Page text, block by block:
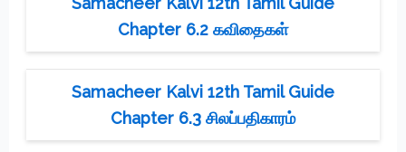
Chapter 6.2 கவிதைகள்
Samacheer Kalvi 12th Tamil Guide
Chapter 6.3 சிலப்பதிகாரம்